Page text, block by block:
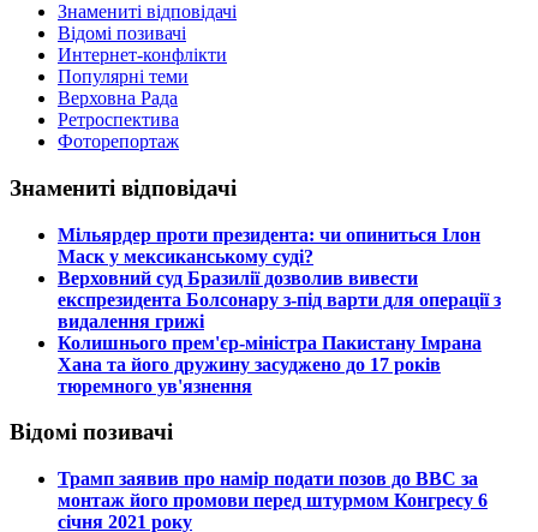
Знамениті відповідачі
Відомі позивачі
Интернет-конфлікти
Популярні теми
Верховна Рада
Ретроспектива
Фоторепортаж
Знамениті відповідачі
​Мільярдер проти президента: чи опиниться Ілон
Маск у мексиканському суді?
​Верховний суд Бразилії дозволив вивести
експрезидента Болсонару з-під варти для операції з
видалення грижі
​Колишнього прем'єр-міністра Пакистану Імрана
Хана та його дружину засуджено до 17 років
тюремного ув'язнення
Відомі позивачі
​Трамп заявив про намір подати позов до ВВС за
монтаж його промови перед штурмом Конгресу 6
січня 2021 року